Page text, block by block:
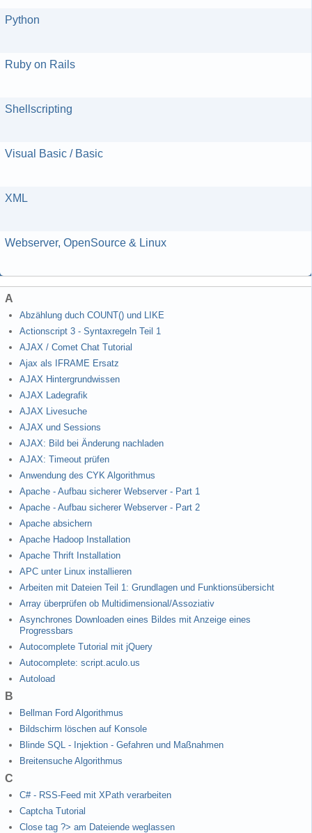
Python
Ruby on Rails
Shellscripting
Visual Basic / Basic
XML
Webserver, OpenSource & Linux
A
Abzählung duch COUNT() und LIKE
Actionscript 3 - Syntaxregeln Teil 1
AJAX / Comet Chat Tutorial
Ajax als IFRAME Ersatz
AJAX Hintergrundwissen
AJAX Ladegrafik
AJAX Livesuche
AJAX und Sessions
AJAX: Bild bei Änderung nachladen
AJAX: Timeout prüfen
Anwendung des CYK Algorithmus
Apache - Aufbau sicherer Webserver - Part 1
Apache - Aufbau sicherer Webserver - Part 2
Apache absichern
Apache Hadoop Installation
Apache Thrift Installation
APC unter Linux installieren
Arbeiten mit Dateien Teil 1: Grundlagen und Funktionsübersicht
Array überprüfen ob Multidimensional/Assoziativ
Asynchrones Downloaden eines Bildes mit Anzeige eines
Progressbars
Autocomplete Tutorial mit jQuery
Autocomplete: script.aculo.us
Autoload
B
Bellman Ford Algorithmus
Bildschirm löschen auf Konsole
Blinde SQL - Injektion - Gefahren und Maßnahmen
Breitensuche Algorithmus
C
C# - RSS-Feed mit XPath verarbeiten
Captcha Tutorial
Close tag ?> am Dateiende weglassen